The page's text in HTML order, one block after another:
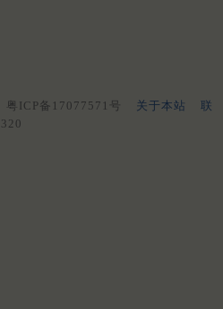
粤ICP备17077571号 关于本站
联